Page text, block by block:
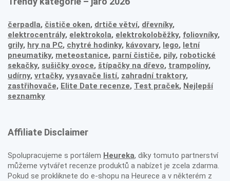
čerpadla, čističe oken, drtiče větví, dřevníky,
elektrocentrály, elektrokola, elektrokoloběžky, foliovníky,
grily, hry na PC, chytré hodinky, kávovary, lego, letní
pneumatiky, meteostanice, parní čističe, pily, robotické
sekačky, sušičky ovoce, štípačky na dřevo, trampolíny,
udírny, vrtačky, vysavače listí, zahradní traktory,
zastřihovače, Elite Date recenze, Test praček, Nejlepší
seznamky
Affiliate Disclaimer
Spolupracujeme s portálem Heureka, díky tomuto partnerství
můžeme vytvářet recenze produktů a nabízet je zcela zdarma.
Pokud se prokliknete do e-shopu na Heurece a v některém z